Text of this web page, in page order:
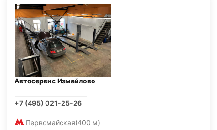
Автосервис Измайлово
+7 (495) 021-25-26
Первомайская(400 м)